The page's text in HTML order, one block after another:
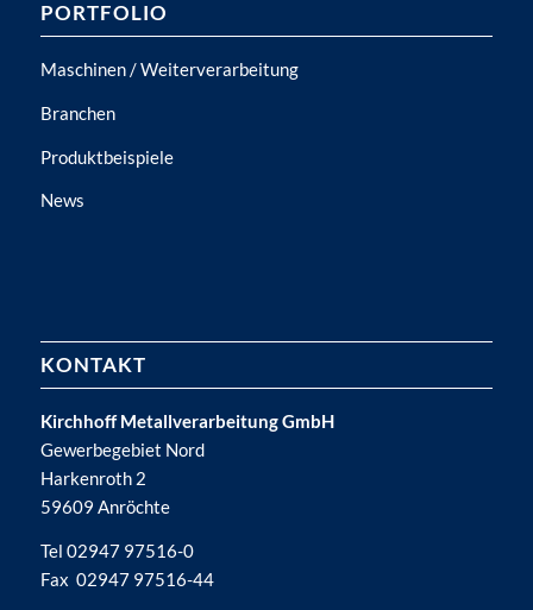
PORTFOLIO
Maschinen / Weiterverarbeitung
Branchen
Produktbeispiele
News
KONTAKT
Kirchhoff Metallverarbeitung GmbH
Gewerbegebiet Nord
Harkenroth 2
59609 Anröchte
Tel 02947 97516-0
Fax 02947 97516-44